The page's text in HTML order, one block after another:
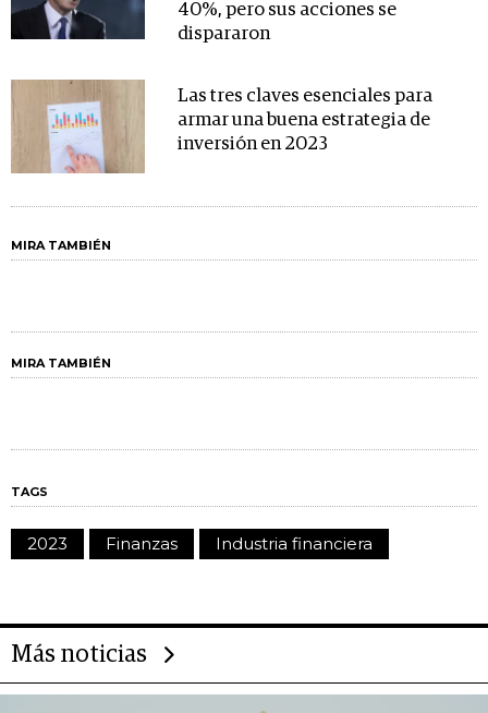
40%, pero sus acciones se
dispararon
Las tres claves esenciales para
armar una buena estrategia de
inversión en 2023
MIRA TAMBIÉN
MIRA TAMBIÉN
TAGS
2023 Finanzas Industria financiera
Más noticias